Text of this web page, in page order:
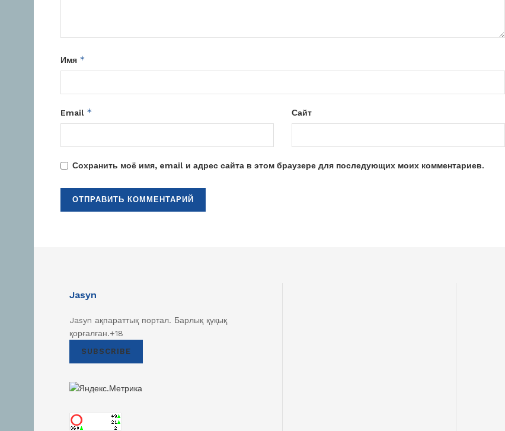
Имя *
Email * Сайт
Сохранить моё имя, email и адрес сайта в этом браузере для последующих моих комментариев.
Jasyn
Jasyn ақпараттық портал. Барлық қүқық
қорғалған.+18
SUBSCRIBE